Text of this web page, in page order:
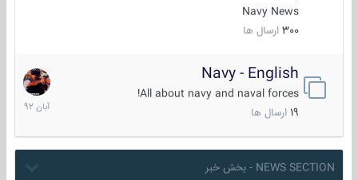
Navy News
300 ارسال ها
Navy - English
All about navy and naval forces!
19 ارسال ها
22
آبان
NEWS SECTION - بخش خبر